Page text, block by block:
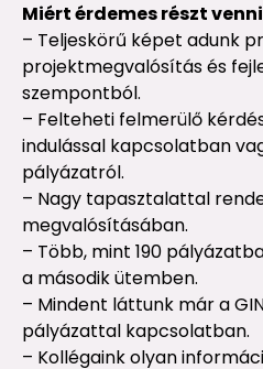
Miért érdemes részt
– Teljeskörű képet adunk
projektmegvalósítás és
szempontból.
– Felteheti felmerülő
indulással kapcsolatban
pályázatról.
– Nagy tapasztalattal
megvalósításában.
– Több, mint 190
a második ütemben.
– Mindent láttunk már a
pályázattal kapcsolatban.
– Kollégaink olyan